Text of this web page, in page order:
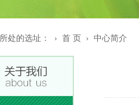
处的选址： › 首 页 › 中心简介